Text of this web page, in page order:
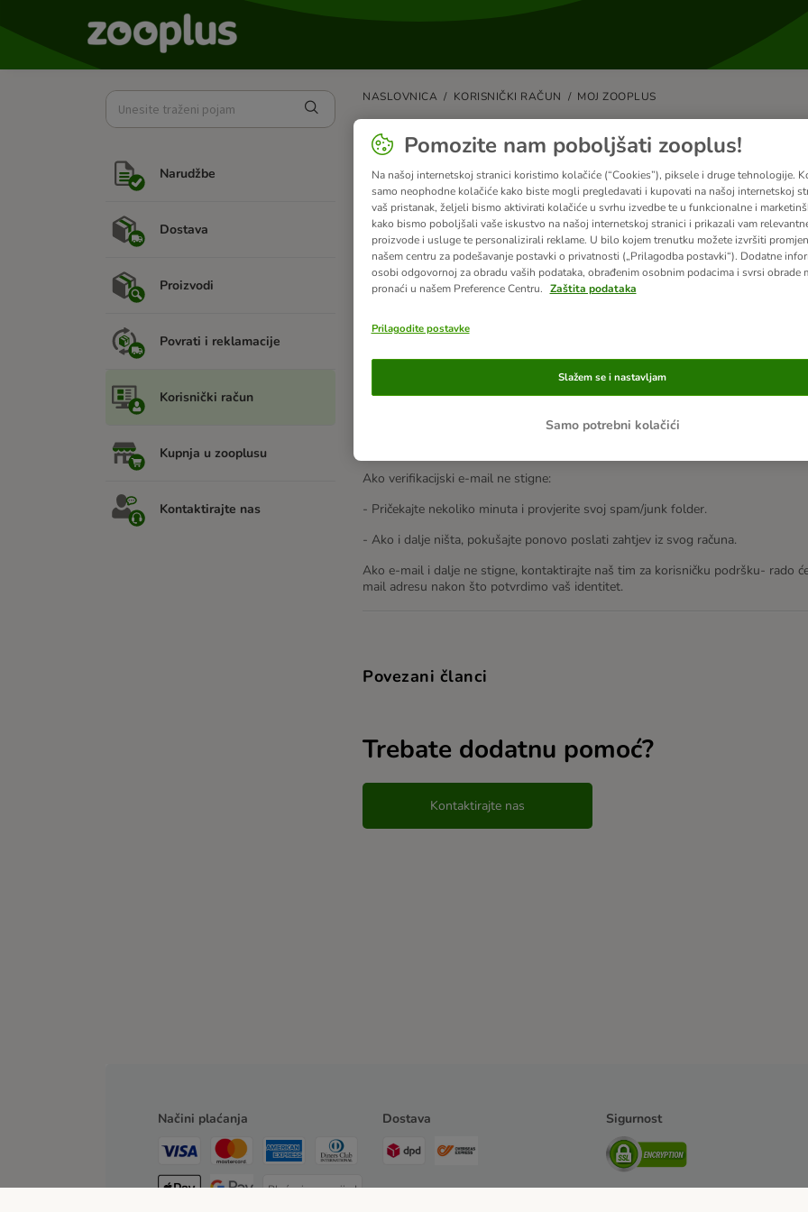
Narudžbe
Dostava
Proizvodi
Povrati i reklamacije
Korisnički račun
Kupnja u zooplusu
Kontaktirajte nas
NASLOVNICA KORISNIČKI RAČUN MOJ ZOOPLUS
Kako promijeniti svoju adresu e-pošte?
S lakoćom možete ažurirati e-mail adresu povezanu s vašim računom uz naš
Evo kako to možete učiniti:
1. Prijavite se na svoj korisnički račun.
2. Idite na Moj račun → Osobni podaci / E-mail adresa.
3. Unesite svoju novu e-mail adresu.
5. Unesite kod u svoj račun kako biste potvrdili promjenu.
Nakon potvrde koda, vaša e-mail adresa bit će odmah ažurirana.
Ako verifikacijski e-mail ne stigne:
- Pričekajte nekoliko minuta i provjerite svoj spam/junk folder.
- Ako i dalje ništa, pokušajte ponovo poslati zahtjev iz svog računa.
Ako e-mail i dalje ne stigne, kontaktirajte naš tim za korisničku podršku- rado
mail adresu nakon što potvrdimo vaš identitet.
Povezani članci
Trebate dodatnu pomoć?
Kontaktirajte nas
Načini plaćanja
Plaćanje unaprijed
Dostava Sigurnost
Pomozite nam poboljšati zooplus!
Na našoj internetskoj stranici koristimo kolačiće (“Cookies”), piksele i druge tehnologije.
samo neophodne kolačiće kako biste mogli pregledavati i kupovati na našoj internetskoj
vaš pristanak, željeli bismo aktivirati kolačiće u svrhu izvedbe te u funkcionalne i
kako bismo poboljšali vaše iskustvo na našoj internetskoj stranici i prikazali vam
proizvode i usluge te personalizirali reklame. U bilo kojem trenutku možete izvršiti
našem centru za podešavanje postavki o privatnosti („Prilagodba postavki“). Dodatne
osobi odgovornoj za obradu vaših podataka, obrađenim osobnim podacima i svrsi obrade
pronaći u našem Preference Centru. Zaštita podataka
Prilagodite postavke
Samo potrebni kolačići
Slažem se i nastavljam